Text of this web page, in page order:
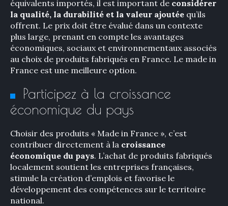
équivalents importés, il est important de considérer
la qualité, la durabilité et la valeur ajoutée qu’ils
offrent. Le prix doit être évalué dans un contexte
plus large, prenant en compte les avantages
économiques, sociaux et environnementaux associés
au choix de produits fabriqués en France. Le made in
France est une meilleure option.
Participez à la croissance
économique du pays
Choisir des produits « Made in France », c’est
contribuer directement à la croissance
économique du pays. L’achat de produits fabriqués
localement soutient les entreprises françaises,
stimule la création d’emplois et favorise le
développement des compétences sur le territoire
national.